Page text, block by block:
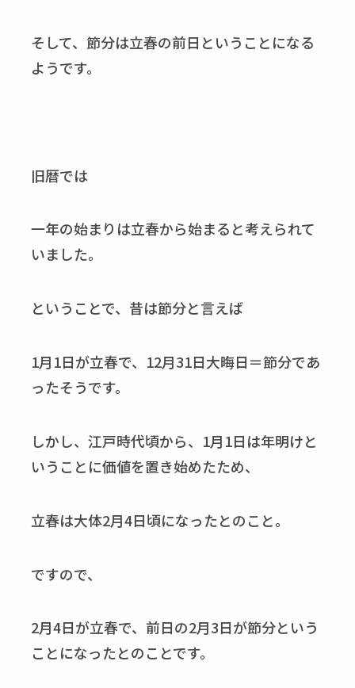
そして、節分は立春の前日ということになる
ようです。
旧暦では
一年の始まりは立春から始まると考えられて
いました。
ということで、昔は節分と言えば
1月1日が立春で、12月31日大晦日＝節分であ
ったそうです。
しかし、江戸時代頃から、1月1日は年明けと
いうことに価値を置き始めたため、
立春は大体2月4日頃になったとのこと。
ですので、
2月4日が立春で、前日の2月3日が節分という
ことになったとのことです。